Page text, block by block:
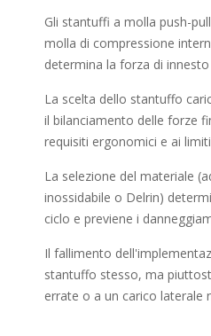
Gli stantuffi a molla push-
molla di compressione
determina la forza di
La scelta dello stantuffo
il bilanciamento delle forze
requisiti ergonomici e ai
La selezione del materiale
inossidabile o Delrin)
ciclo e previene i
Il fallimento
stantuffo stesso, ma
errate o a un carico laterale